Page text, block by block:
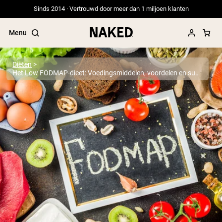
Sinds 2014 · Vertrouwd door meer dan 1 miljoen klanten
Menu
Populaire Zoektermen
”Protein Powder“
”Overnight Oats“
”Vegan protein“
”Collagen“
”Micellar Casein“
PROTEIN POWDERSBest Seller
Erwteneiwit
Grasgevoerd Wei Eiwit Poeder
Collageenpeptiden
Diëten
Het Low FODMAP-dieet: Voedingsmiddelen, voordelen en supplementen